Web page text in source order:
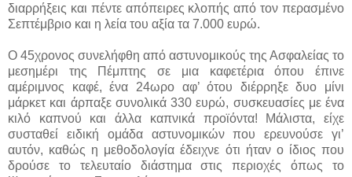
διαρρήξεις και πέντε απόπειρες κλοπής από τον περασμένο
Σεπτέμβριο και η λεία του αξία τα 7.000 ευρώ.
Ο 45χρονος συνελήφθη από αστυνομικούς της Ασφαλείας το
μεσημέρι της Πέμπτης σε μια καφετέρια όπου έπινε
αμέριμνος καφέ, ένα 24ωρο αφ’ ότου διέρρηξε δυο μίνι
μάρκετ και άρπαξε συνολικά 330 ευρώ, συσκευασίες με ένα
κιλό καπνού και άλλα καπνικά προϊόντα! Μάλιστα, είχε
συσταθεί ειδική ομάδα αστυνομικών που ερευνούσε γι’
αυτόν, καθώς η μεθοδολογία έδειχνε ότι ήταν ο ίδιος που
δρούσε το τελευταίο διάστημα στις περιοχές όπως το